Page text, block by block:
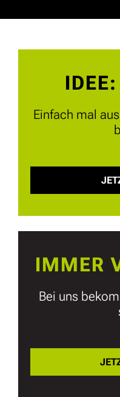
Einfach mal
IMMER
Bei uns